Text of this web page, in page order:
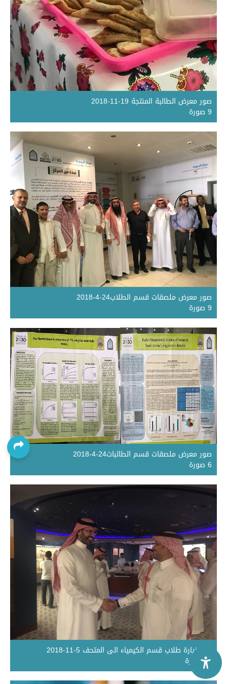
صور معرض الطالبة المنتجة 19-11-2018
9 صورة
صور معرض ملصقات قسم الطلاب24-4-2018
9 صورة
صور معرض ملصقات قسم الطالبات24-4-2018
6 صورة
صور زيارة طلاب قسم الكيمياء الى المتحف 5-11-2018
17 صورة